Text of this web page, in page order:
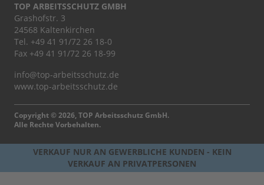
TOP ARBEITSSCHUTZ GMBH
Grashofstr. 3
24568 Kaltenkirchen
Tel. +49 41 91/72 26 18-0
Fax +49 41 91/72 26 18-99
info@top-arbeitsschutz.de
www.top-arbeitsschutz.de
Copyright © 2026, TOP Arbeitsschutz GmbH.
Alle Rechte Vorbehalten.
VERKAUF NUR AN GEWERBLICHE KUNDEN - KEIN
VERKAUF AN PRIVATPERSONEN